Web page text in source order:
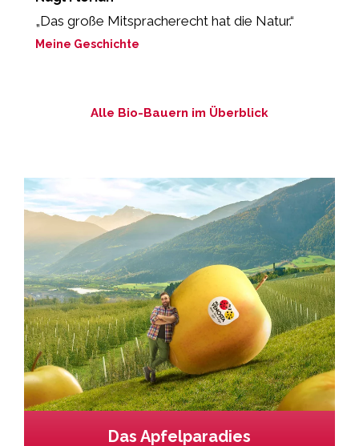
„Das große Mitspracherecht hat die Natur.“
Meine Geschichte
Alle Bio-Bauern im Überblick
Das Apfelparadies